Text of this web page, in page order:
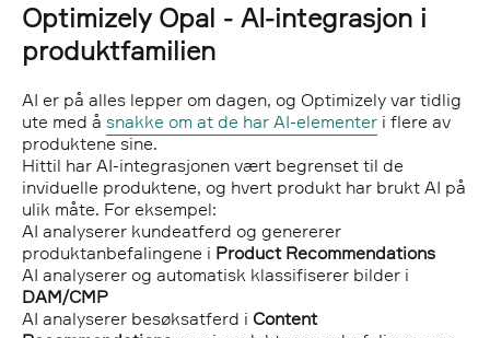
Optimizely Opal - AI-integrasjon i
produktfamilien
AI er på alles lepper om dagen, og Optimizely var tidlig
ute med å snakke om at de har AI-elementer i flere av
produktene sine.
Hittil har AI-integrasjonen vært begrenset til de
inviduelle produktene, og hvert produkt har brukt AI på
ulik måte. For eksempel:
AI analyserer kundeatferd og genererer
produktanbefalingene i Product Recommendations
AI analyserer og automatisk klassifiserer bilder i
DAM/CMP
AI analyserer besøksatferd i Content